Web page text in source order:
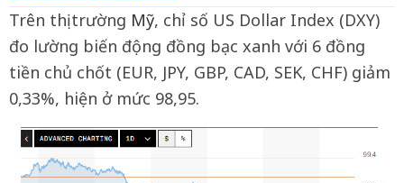
Trên thị trường Mỹ, chỉ số US Dollar Index (DXY)
đo lường biến động đồng bạc xanh với 6 đồng
tiền chủ chốt (EUR, JPY, GBP, CAD, SEK, CHF) giảm
0,33%, hiện ở mức 98,95.